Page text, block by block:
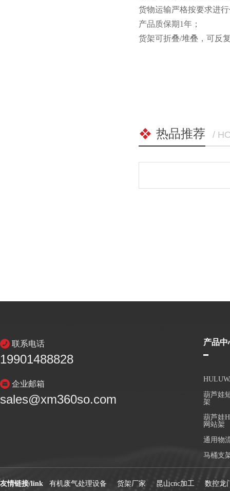
货物运输严格按要求进行包
产品质保期1年；
货架可折叠/堆叠，可反
热品推荐 /
联系电话
19901488828
企业邮箱
sales@xm360so.com
产品中
葫芦娃
架
葫芦娃
网站架
通用物
马桶支
友情链接/link 有机废气处理设备 货架厂家 昆山cnc加工 数控龙